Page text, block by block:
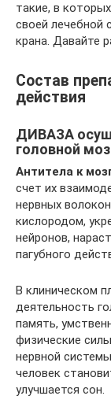
такие, в
своей лечебной
крана. Давайте
Состав
действия
ДИВАЗА
головной
Антитела к
счет их
нервных
кислородом,
нейронов,
пагубного
В клиническом
деятельность
память,
физические
нервной
человек
улучшается сон.